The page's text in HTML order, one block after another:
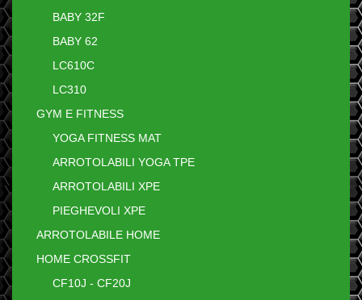
BABY 32F
BABY 62
LC610C
LC310
GYM E FITNESS
YOGA FITNESS MAT
ARROTOLABILI YOGA TPE
ARROTOLABILI XPE
PIEGHEVOLI XPE
ARROTOLABILE HOME
HOME CROSSFIT
CF10J - CF20J